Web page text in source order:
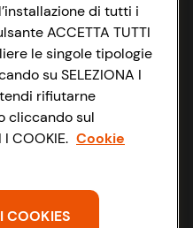
di tutti i
ACCETTA TUTTI
le singole tipologie
su SELEZIONA I
rifiutarne
cliccando sul
I COOKIE. Cookie
COOKIES